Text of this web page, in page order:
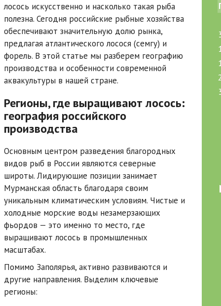
лосось искусственно и насколько такая рыба
полезна. Сегодня российские рыбные хозяйства
обеспечивают значительную долю рынка,
предлагая атлантического лосося (семгу) и
форель. В этой статье мы разберем географию
производства и особенности современной
аквакультуры в нашей стране.
Регионы, где выращивают лосось:
география российского
производства
Основным центром разведения благородных
видов рыб в России являются северные
широты. Лидирующие позиции занимает
Мурманская область благодаря своим
уникальным климатическим условиям. Чистые и
холодные морские воды незамерзающих
фьордов — это именно то место, где
выращивают лосось в промышленных
масштабах.
Помимо Заполярья, активно развиваются и
другие направления. Выделим ключевые
регионы: